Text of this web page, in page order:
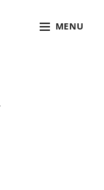
MENU